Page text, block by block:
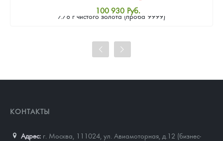
7.78 г чистого золота (проба 9999)
100 930 Руб.
Стандартная цена
Цена выкупа
КОНТАКТЫ
Адрес: г. Москва, 111024 ул. Авиамоторная, д.12 (бизнес-